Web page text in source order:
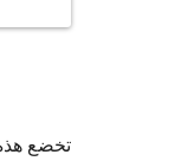
تخضع